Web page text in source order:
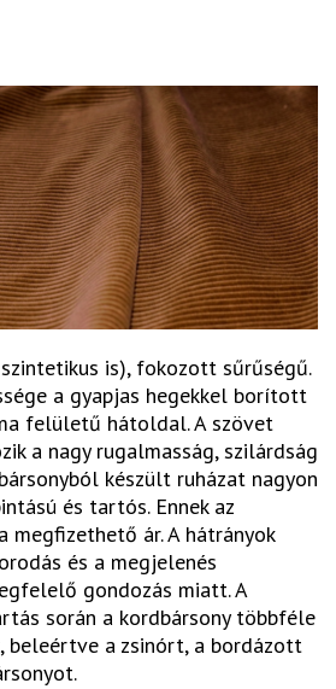
is), fokozott sűrűségű.
a gyapjas hegekkel borított
felületű hátoldal. A szövet
a nagy rugalmasság, szilárdság
készült ruházat nagyon
és tartós. Ennek az
megfizethető ár. A hátrányok
és a megjelenés
gondozás miatt. A
során a kordbársony többféle
beleértve a zsinórt, a bordázott